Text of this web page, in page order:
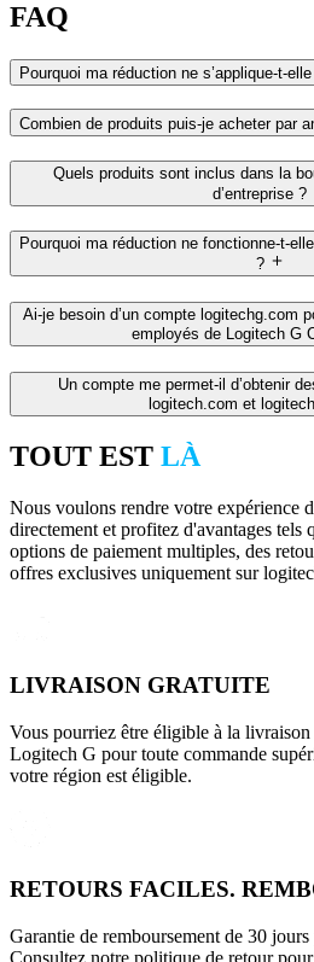
FAQ
Pourquoi ma réduction ne s’applique-t-
Combien de produits puis-je acheter par
Quels produits sont inclus dans la
d’entreprise ?
Pourquoi ma réduction ne fonctionne-t-
?
Ai-je besoin d’un compte logitechg.com
employés de Logitech G
Un compte me permet-il d’obtenir
logitech.com et
TOUT EST LÀ
Nous voulons rendre votre expérience
directement et profitez d'avantages tels
options de paiement multiples, des
offres exclusives uniquement sur
LIVRAISON GRATUITE
Vous pourriez être éligible à la
Logitech G pour toute commande
votre région est éligible.
RETOURS FACILES.
Garantie de remboursement de 30
Consultez notre politique de retour